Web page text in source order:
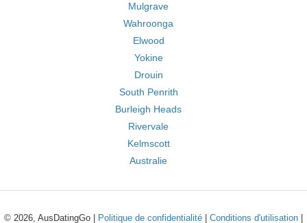
Mulgrave
Wahroonga
Elwood
Yokine
Drouin
South Penrith
Burleigh Heads
Rivervale
Kelmscott
Australie
© 2026, AusDatingGo | Politique de confidentialité Conditions d'utilisation